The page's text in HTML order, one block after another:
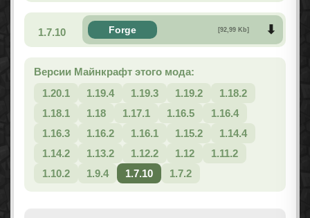
1.7.10 Forge [92,99 Kb]
Версии Майнкрафт этого мода:
1.20.1
1.19.4 1.19.3 1.19.2
1.18.2
1.18.1
1.18 1.17.1 1.16.5
1.16.4
1.16.3
1.16.2 1.16.1 1.15.2
1.14.4
1.14.2
1.13.2 1.12.2 1.12
1.11.2
1.10.2
1.9.4 1.7.10 1.7.2